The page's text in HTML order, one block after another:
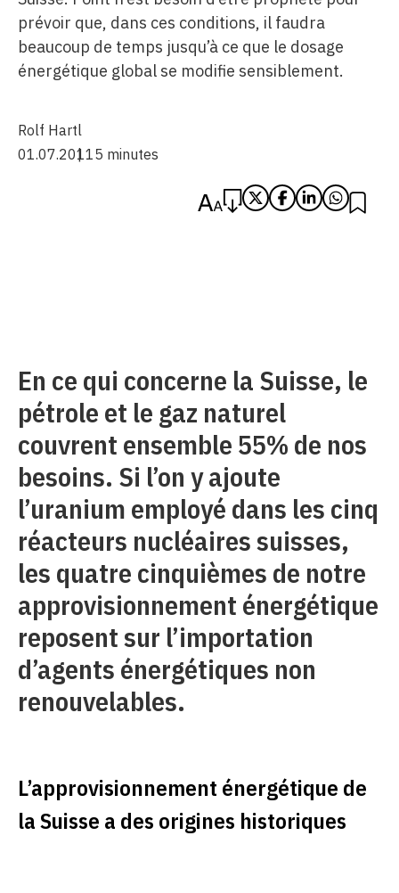
prévoir que, dans ces conditions, il faudra
beaucoup de temps jusqu’à ce que le dosage
énergétique global se modifie sensiblement.
Rolf Hartl
01.07.20115 minutes
En ce qui concerne la Suisse, le
pétrole et le gaz naturel
couvrent ensemble 55% de nos
besoins. Si l’on y ajoute
l’uranium employé dans les cinq
réacteurs nucléaires suisses,
les quatre cinquièmes de notre
approvisionnement énergétique
reposent sur l’importation
d’agents énergétiques non
renouvelables.
L’approvisionnement énergétique de
la Suisse a des origines historiques